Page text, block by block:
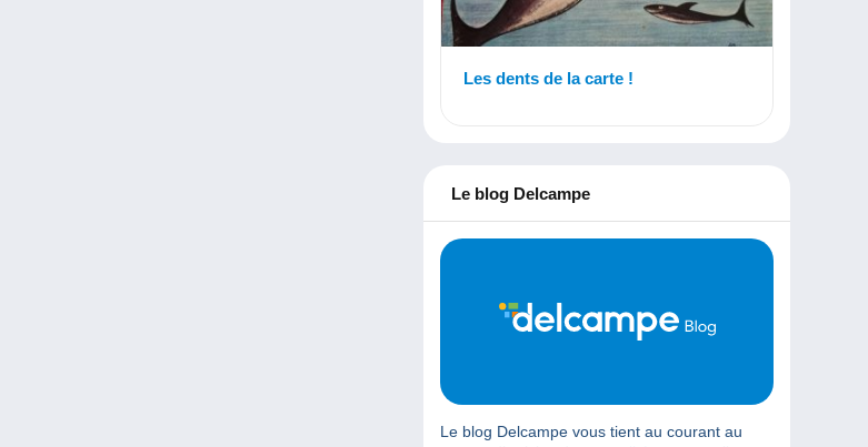
Les dents de la carte !
Le blog Delcampe
Le blog Delcampe vous tient au courant au